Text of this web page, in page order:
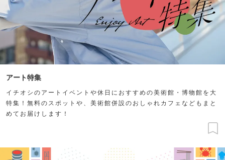
アート特集
イチオシのアートイベントや休日におすすめの美術館・博物館を大
特集！無料のスポットや、美術館併設のおしゃれカフェなどもまと
めてお届けします！